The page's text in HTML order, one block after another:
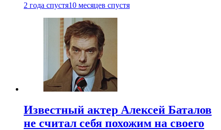
2 года спустя10 месяцев спустя
Известный актер Алексей Баталов
не считал себя похожим на своего